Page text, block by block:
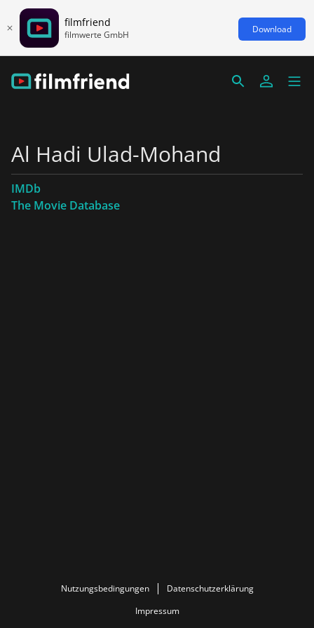
filmfriend
filmwerte GmbH Download
Al Hadi Ulad-Mohand
IMDb
The Movie Database
Nutzungsbedingungen
Datenschutzerklärung
Impressum